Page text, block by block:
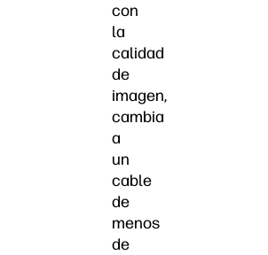
con
la
calidad
de
imagen,
cambia
a
un
cable
de
menos
de